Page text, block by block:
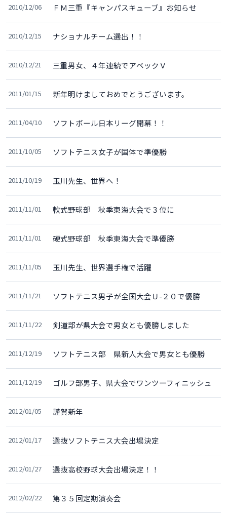
2010/12/06 ＦＭ三重『キャンパスキューブ』お知らせ
2010/12/15 ナショナルチーム選出！！
2010/12/21 三重男女、４年連続でアベックＶ
2011/01/15 新年明けましておめでとうございます。
2011/04/10 ソフトボール日本リーグ開幕！！
2011/10/05 ソフトテニス女子が国体で準優勝
2011/10/19 玉川先生、世界へ！
2011/11/01 軟式野球部 秋季東海大会で３位に
2011/11/01 硬式野球部 秋季東海大会で準優勝
2011/11/05 玉川先生、世界選手権で活躍
2011/11/21 ソフトテニス男子が全国大会Ｕ-２０で優勝
2011/11/22 剣道部が県大会で男女とも優勝しました
2011/12/19 ソフトテニス部 県新人大会で男女とも優勝
2011/12/19 ゴルフ部男子、県大会でワンツーフィニッシュ
2012/01/05 謹賀新年
2012/01/17 選抜ソフトテニス大会出場決定
2012/01/27 選抜高校野球大会出場決定！！
2012/02/22 第３５回定期演奏会